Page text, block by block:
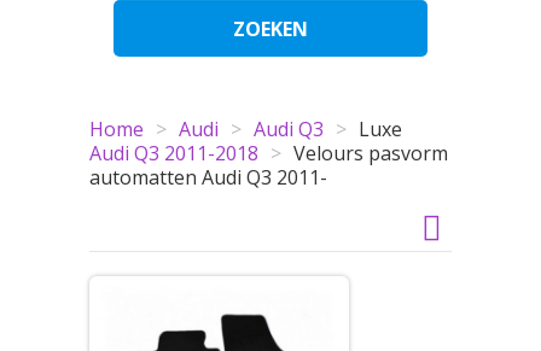
ZOEKEN
Home > Audi > Audi Q3 >
Audi Q3 2011-2018 >
Luxe
Velours pasvorm
automatten Audi Q3 2011-